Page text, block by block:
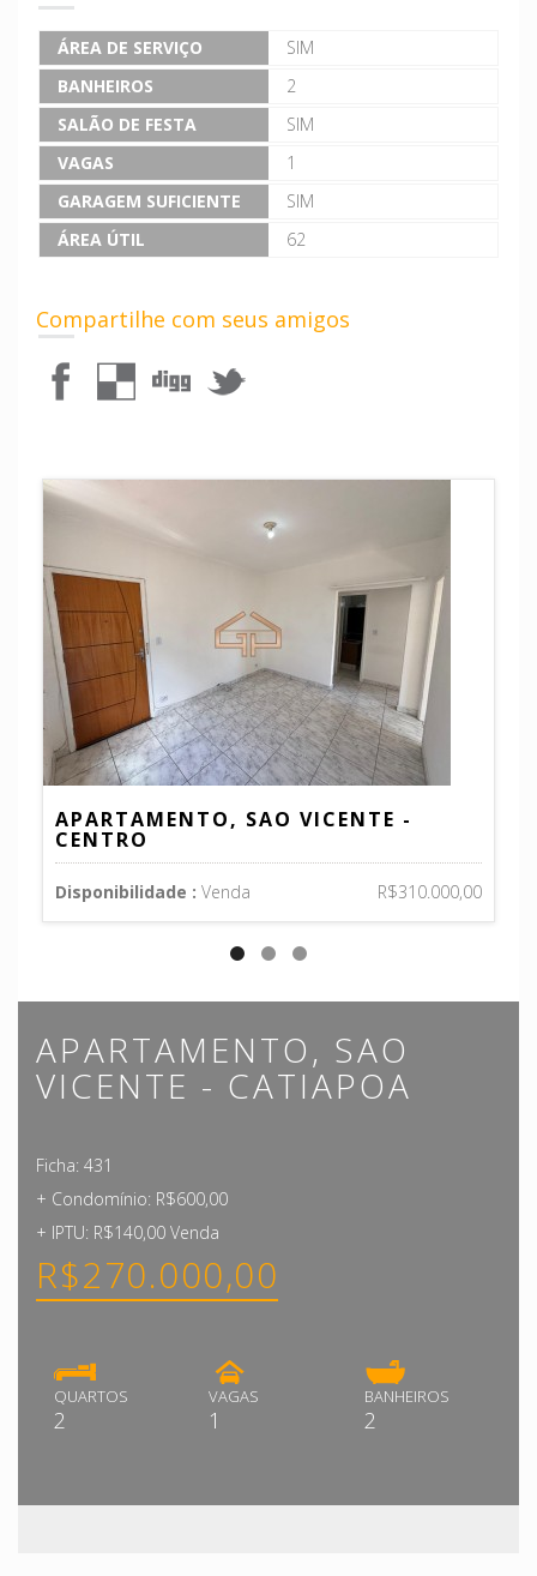
ÁREA DE SERVIÇO
SIM
BANHEIROS
2
SALÃO DE FESTA
SIM
VAGAS
1
GARAGEM SUFICIENTE
SIM
ÁREA ÚTIL
62
Compartilhe com seus amigos
APARTAMENTO, SAO VICENTE -
CENTRO
Disponibilidade : Venda R$310.000,00
APARTAMENTO, SAO
VICENTE - CATIAPOA
Ficha: 431
+ Condomínio: R$600,00
+ IPTU: R$140,00 Venda
R$270.000,00
QUARTOS
2
VAGAS
1
BANHEIROS
2